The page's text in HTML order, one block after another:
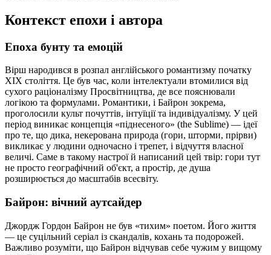
Контекст епохи і автора
Епоха бунту та емоцій
Вірш народився в розпал англійського романтизму початку
XIX століття. Це був час, коли інтелектуали втомилися від
сухого раціоналізму Просвітництва, де все пояснювали
логікою та формулами. Романтики, і Байрон зокрема,
проголосили культ почуттів, інтуїції та індивідуалізму. У цей
період виникає концепція «піднесеного» (the Sublime) — ідеї
про те, що дика, некерована природа (гори, шторми, прірви)
викликає у людини одночасно і трепет, і відчуття власної
величі. Саме в такому настрої й написаний цей твір: гори тут
не просто географічний об'єкт, а простір, де душа
розширюється до масштабів всесвіту.
Байрон: вічний аутсайдер
Джордж Гордон Байрон не був «тихим» поетом. Його життя
— це суцільний серіал із скандалів, кохань та подорожей.
Важливо розуміти, що Байрон відчував себе чужим у вищому